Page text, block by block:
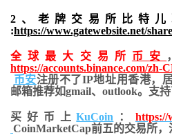
2、老牌交易所比特儿
:https://www.gatewebsite.net/
全球最大交易所 币安
https://accounts.binance.com/zh-
币安注册不了IP地址用香港，
邮箱推荐如gmail、outlook。支持
买好币上KuCoin ：https://
CoinMarketCap前五的交易所，